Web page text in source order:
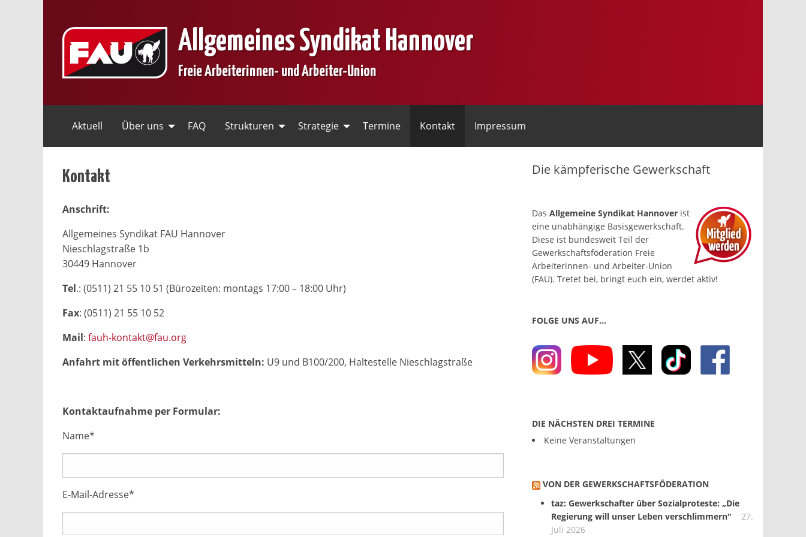
Allgemeines Syndikat Hannover
Freie Arbeiterinnen- und Arbeiter-Union
Aktuell Über uns FAQ Strukturen Strategie Termine Kontakt Impressum
Kontakt
Anschrift:
Allgemeines Syndikat FAU Hannover
Nieschlagstraße 1b
30449 Hannover
Tel.: (0511) 21 55 10 51 (Bürozeiten: montags 17:00 – 18:00 Uhr)
Fax: (0511) 21 55 10 52
Mail: fauh-kontakt@fau.org
Anfahrt mit öffentlichen Verkehrsmitteln: U9 und B100/200, Haltestelle Nieschlagstraße
Kontaktaufnahme per Formular:
Name*
E-Mail-Adresse*
Die kämpferische Gewerkschaft
Das Allgemeine Syndikat Hannover ist
eine un­abhängige Basis­gewerkschaft.
Diese ist bundesweit Teil der
Gewerkschafts­föderation Freie
Arbeiterinnen- und Arbeiter-Union
(FAU). Tretet bei, bringt euch ein, werdet aktiv!
FOLGE UNS AUF…
DIE NÄCHSTEN DREI TERMINE
Keine Veranstaltungen
VON DER GEWERKSCHAFTS­FÖDERATION
taz: Gewerkschafter über Sozialproteste: „Die
Regierung will unser Leben verschlimmern"
27.
Juli 2026